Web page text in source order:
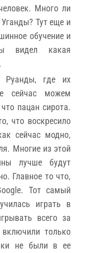
Много ли
Тут еще и
обучение и
видел какая
Руанды, где их
сейчас можем
пацан сирота.
что воскресило
сейчас модно,
Многие из этой
лучше будут
Главное то что,
Тот самый
играть в
всего за
только
не были в ее